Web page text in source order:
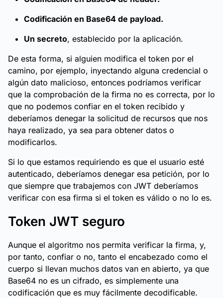
Codificación en Base64 de payload.
Un secreto, establecido por la aplicación.
De esta forma, si alguien modifica el token por el
camino, por ejemplo, inyectando alguna credencial o
algún dato malicioso, entonces podríamos verificar
que la comprobación de la firma no es correcta, por lo
que no podemos confiar en el token recibido y
deberíamos denegar la solicitud de recursos que nos
haya realizado, ya sea para obtener datos o
modificarlos.
Si lo que estamos requiriendo es que el usuario esté
autenticado, deberíamos denegar esa petición, por lo
que siempre que trabajemos con JWT deberíamos
verificar con esa firma si el token es válido o no lo es.
Token JWT seguro
Aunque el algoritmo nos permita verificar la firma, y,
por tanto, confiar o no, tanto el encabezado como el
cuerpo si llevan muchos datos van en abierto, ya que
Base64 no es un cifrado, es simplemente una
codificación que es muy fácilmente decodificable.